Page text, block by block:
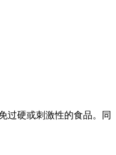
过硬或刺激性的食品。同